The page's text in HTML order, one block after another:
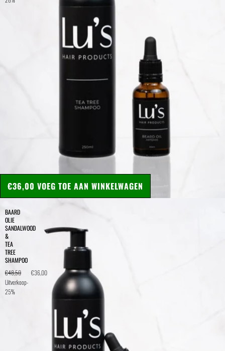
Welke routine heb ik nodig?
BAARD
OLIE
SANDALWOOD
&
TEA
TREE
SHAMPOO
€48,50
€36,00
Uitverkoop-
25%
€36,00 VOEG TOE AAN WINKELWAGEN